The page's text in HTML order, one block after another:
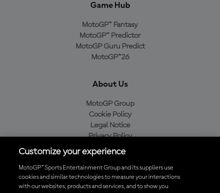
Game Hub
MotoGP™ Fantasy
MotoGP™ Predictor
MotoGP Guru Predict
MotoGP™26
About Us
MotoGP Group
Cookie Policy
Legal Notice
Privacy Policy
Purchase Policy
Baixe o aplicativo oficial da MotoGP™
Customize your experience
MotoGP™ Sports Entertainment Group and its suppliers use
cookies and similar technologies to measure your interactions
with our websites, products and services, and to show you